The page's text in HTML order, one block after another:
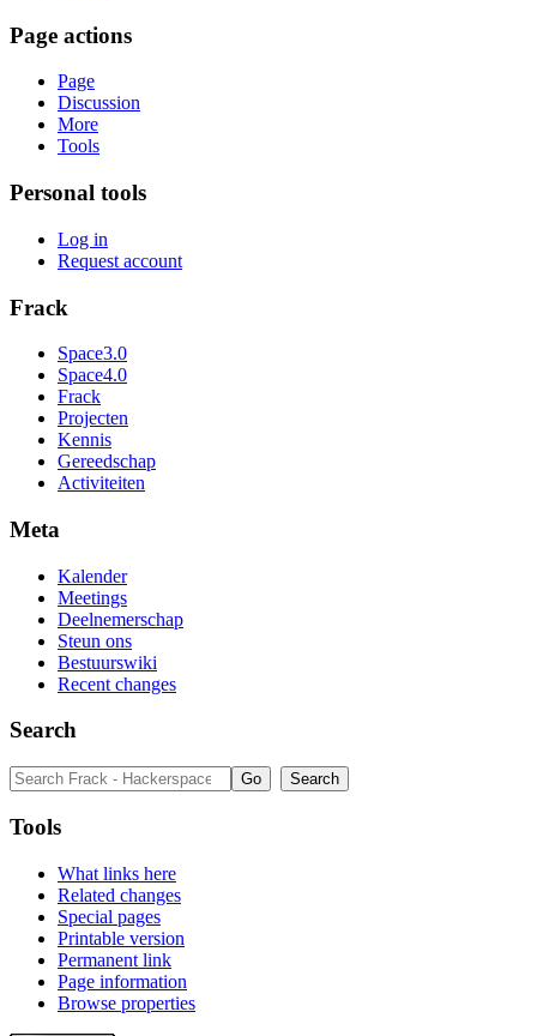
Page actions
Page
Discussion
More
Tools
Personal tools
Log in
Request account
Frack
Space3.0
Space4.0
Frack
Projecten
Kennis
Gereedschap
Activiteiten
Meta
Kalender
Meetings
Deelnemerschap
Steun ons
Bestuurswiki
Recent changes
Search
Tools
What links here
Related changes
Special pages
Printable version
Permanent link
Page information
Browse properties